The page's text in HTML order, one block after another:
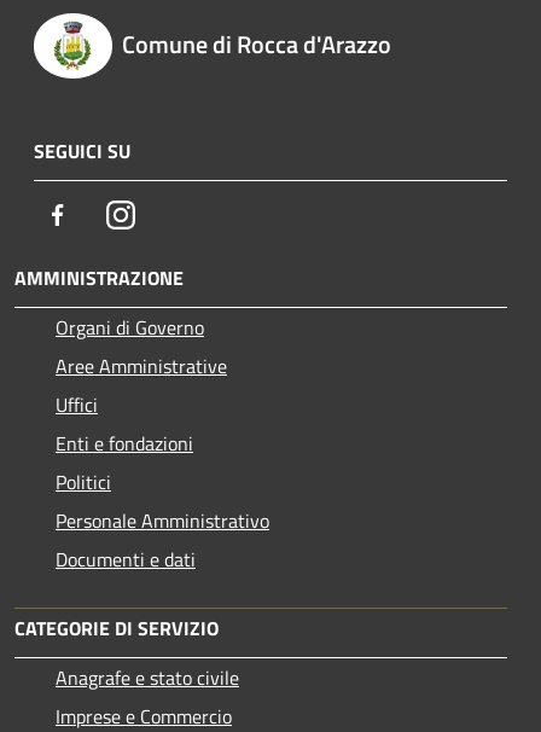
Comune di Rocca d'Arazzo
SEGUICI SU
FacebookInstagram
AMMINISTRAZIONE
Organi di Governo
Aree Amministrative
Uffici
Enti e fondazioni
Politici
Personale Amministrativo
Documenti e dati
CATEGORIE DI SERVIZIO
Anagrafe e stato civile
Imprese e Commercio